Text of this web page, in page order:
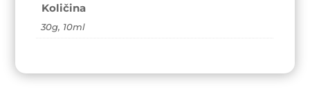
Količina
30g, 10ml